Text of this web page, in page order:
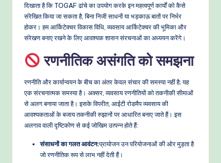
o
w
&
o
d
दिखाता है कि TOGAF ढांचे का उपयोग करके इन महत्वपूर्ण कार्यों को कैसे
संरेखित किया जा सकता है, बिना निजी साधनों या भड़काऊ बातों पर निर्भर
होकर। हम आर्किटेक्चर विकास विधि, व्यवसाय आर्किटेक्चर की भूमिका और
संरेखण बनाए रखने के लिए आवश्यक शासन संरचनाओं का अध्ययन करेंगे।
रणनीतिक असंगति को समझना
रणनीति और कार्यान्वयन के बीच का अंतर केवल संचार की समस्या नहीं है; यह
एक संरचनात्मक समस्या है। अक्सर, व्यवसाय रणनीतियों को तकनीकी सीमाओं
से अलग बनाया जाता है। इसके विपरीत, आईटी रोडमैप व्यवसाय की
आवश्यकताओं के बजाय तकनीकी रुझानों पर आधारित बनाए जाते हैं। इस
अलगाव वाली दृष्टिकोण से कई जोखिम उत्पन्न होते हैं:
संसाधनों का गलत आवंटन:प्रायोजन उन परियोजनाओं की ओर मुड़ता है
जो रणनीतिक रूप से लाभ नहीं देती हैं।